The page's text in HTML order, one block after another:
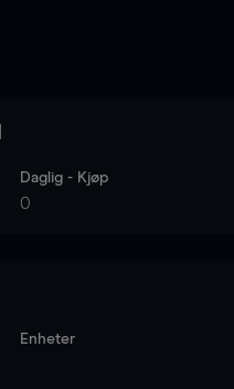
Daglig - Kjøp
0
Enheter